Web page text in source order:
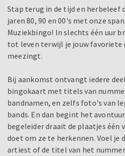
Stap terug in de tijd en herbeleef
jaren 80, 90 en 00's met onze
Muziekbingo! In slechts één uur
tot leven terwijl je jouw favoriete
meezingt.
Bij aankomst ontvangt iedere
bingokaart met titels van
bandnamen, en zelfs foto's van
bands. En dan begint het
begeleider draait de plaatjes één
doet om ze te herkennen. Voel je
artiest of de titel van het